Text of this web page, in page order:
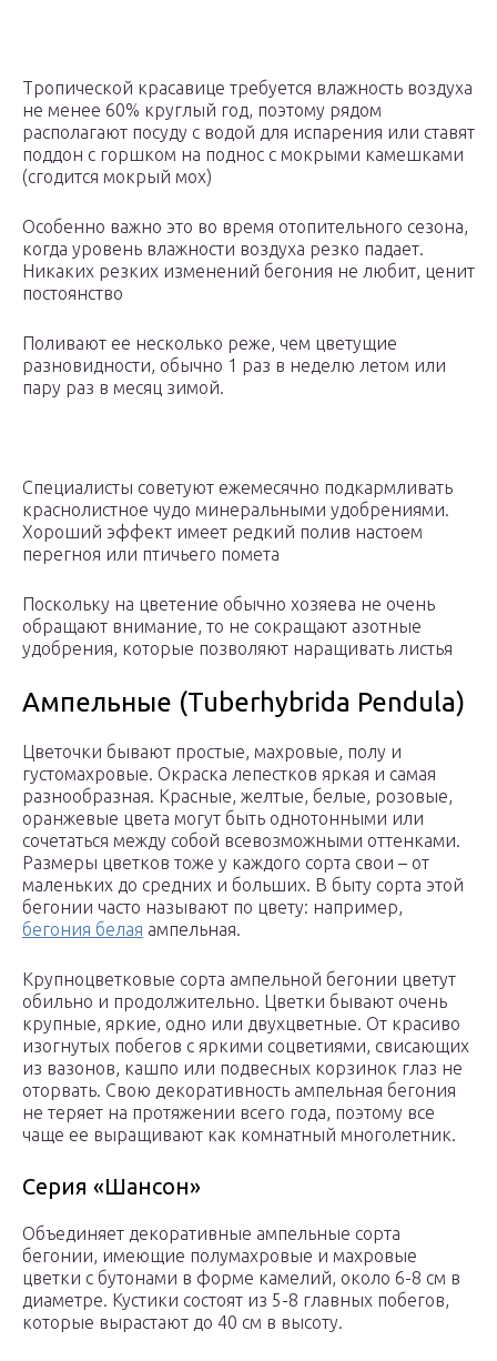
Тропической красавице требуется влажность воздуха
не менее 60% круглый год, поэтому рядом
располагают посуду с водой для испарения или ставят
поддон с горшком на поднос с мокрыми камешками
(сгодится мокрый мох)
Особенно важно это во время отопительного сезона,
когда уровень влажности воздуха резко падает.
Никаких резких изменений бегония не любит, ценит
постоянство
Поливают ее несколько реже, чем цветущие
разновидности, обычно 1 раз в неделю летом или
пару раз в месяц зимой.
Специалисты советуют ежемесячно подкармливать
краснолистное чудо минеральными удобрениями.
Хороший эффект имеет редкий полив настоем
перегноя или птичьего помета
Поскольку на цветение обычно хозяева не очень
обращают внимание, то не сокращают азотные
удобрения, которые позволяют наращивать листья
Ампельные (Tuberhybrida Pendula)
Цветочки бывают простые, махровые, полу и
густомахровые. Окраска лепестков яркая и самая
разнообразная. Красные, желтые, белые, розовые,
оранжевые цвета могут быть однотонными или
сочетаться между собой всевозможными оттенками.
Размеры цветков тоже у каждого сорта свои – от
маленьких до средних и больших. В быту сорта этой
бегонии часто называют по цвету: например,
бегония белая ампельная.
Крупноцветковые сорта ампельной бегонии цветут
обильно и продолжительно. Цветки бывают очень
крупные, яркие, одно или двухцветные. От красиво
изогнутых побегов с яркими соцветиями, свисающих
из вазонов, кашпо или подвесных корзинок глаз не
оторвать. Свою декоративность ампельная бегония
не теряет на протяжении всего года, поэтому все
чаще ее выращивают как комнатный многолетник.
Серия «Шансон»
Объединяет декоративные ампельные сорта
бегонии, имеющие полумахровые и махровые
цветки с бутонами в форме камелий, около 6-8 см в
диаметре. Кустики состоят из 5-8 главных побегов,
которые вырастают до 40 см в высоту.